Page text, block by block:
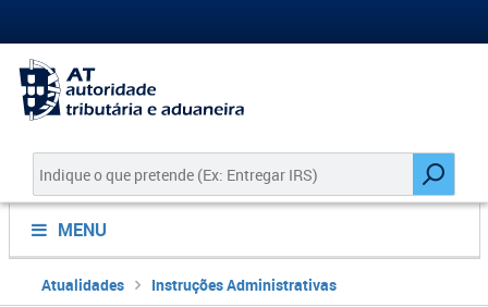
MENU
Atualidades Instruções Administrativas